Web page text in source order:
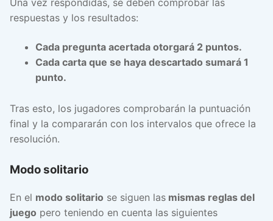
Una vez respondidas, se deben comprobar las
respuestas y los resultados:
Cada pregunta acertada otorgará 2 puntos.
Cada carta que se haya descartado sumará 1
punto.
Tras esto, los jugadores comprobarán la puntuación
final y la compararán con los intervalos que ofrece la
resolución.
Modo solitario
En el modo solitario se siguen las mismas reglas del
juego pero teniendo en cuenta las siguientes